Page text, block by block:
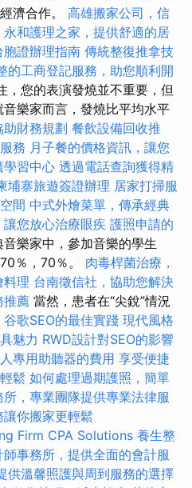
濟合作。 高雄搬家公司，信
永和護理之家，提供舒適的居
胞證辦理指南 傳統整復推拿技
的工商登記服務，助您順利開
，您的表演發燒並不重要，但
樂家而言，發燒比平均水平
財務規劃 餐飲設備回收推
務 月子餐的價格資訊，讓您
學習中心 透過電話查詢獲得精
埔寨旅遊簽證辦理 居家打掃服
間 中式外燴菜單，傳承經典
您放心治療眼疾 護照申請的
音樂家中，參加音樂的學生
％，70％。 肉毒桿菌治療，
料理 台南徵信社，協助您解決
推薦 當然，患者在“尖銳”情況
谷歌SEO的最佳實踐 現代風格
魅力 RWD設計對SEO的影響
專用助聽器的費用 享受便捷
鬆 如何處理過期護照，簡單
，專業團隊提供專業法律服
你搬家更輕鬆
Firm CPA Solutions 養生整
事務所，提供全面的會計服
供溫馨照護與周到服務的選擇